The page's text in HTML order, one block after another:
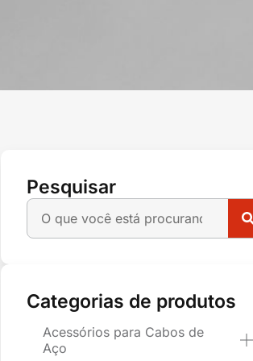
Pesquisar
Categorias de produtos
Acessórios para Cabos de
Aço